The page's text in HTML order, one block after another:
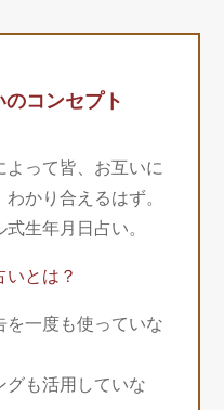
コンセプト
って皆、お互いに
かり合えるはず。
生年月日占い。
とは？
を一度も使っていな
グも活用していな